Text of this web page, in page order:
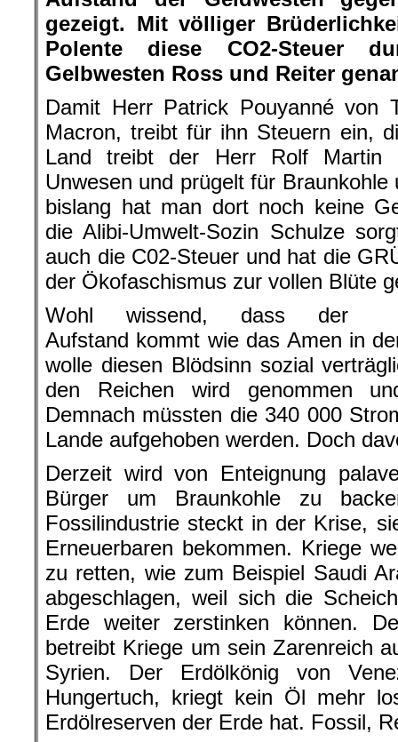
gezeigt. Mit völliger
Polente diese CO2-Steuer
Gelbwesten Ross und Reiter
Damit Herr Patrick Pouyanné von
Macron, treibt für ihn Steuern ein,
Land treibt der Herr Rolf Martin
Unwesen und prügelt für
bislang hat man dort noch keine
die Alibi-Umwelt-Sozin Schulze
auch die C02-Steuer und hat die
der Ökofaschismus zur vollen Blüte
Wohl wissend, dass der
Aufstand kommt wie das Amen in
wolle diesen Blödsinn sozial
den Reichen wird genommen
Demnach müssten die 340 000
Lande aufgehoben werden. Doch
Derzeit wird von Enteignung
Bürger um Braunkohle zu
Fossilindustrie steckt in der Krise,
Erneuerbaren bekommen. Kriege
zu retten, wie zum Beispiel Saudi
abgeschlagen, weil sich die
Erde weiter zerstinken können.
betreibt Kriege um sein Zarenreich
Syrien. Der Erdölkönig von
Hungertuch, kriegt kein Öl mehr
Erdölreserven der Erde hat. Fossil,